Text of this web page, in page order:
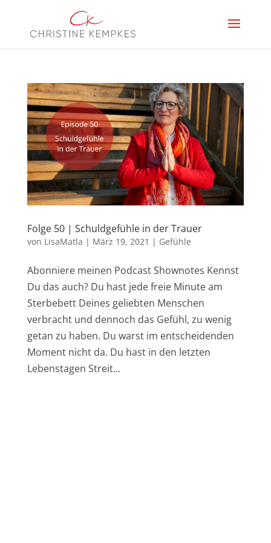
Folge 50 | Schuldgefühle in der Trauer
von LisaMatla | März 19, 2021 | Gefühle
Abonniere meinen Podcast Shownotes Kennst
Du das auch? Du hast jede freie Minute am
Sterbebett Deines geliebten Menschen
verbracht und dennoch das Gefühl, zu wenig
getan zu haben. Du warst im entscheidenden
Moment nicht da. Du hast in den letzten
Lebenstagen Streit...